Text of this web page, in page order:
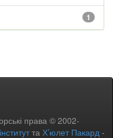
1
права © 2002-
та Х’юлет Пакард -